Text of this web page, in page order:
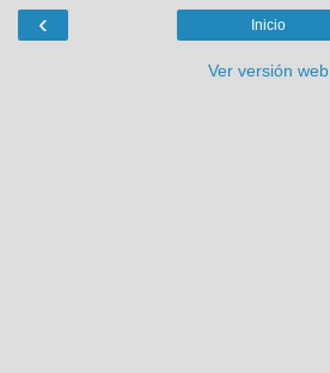
‹ Inicio
Ver versión web